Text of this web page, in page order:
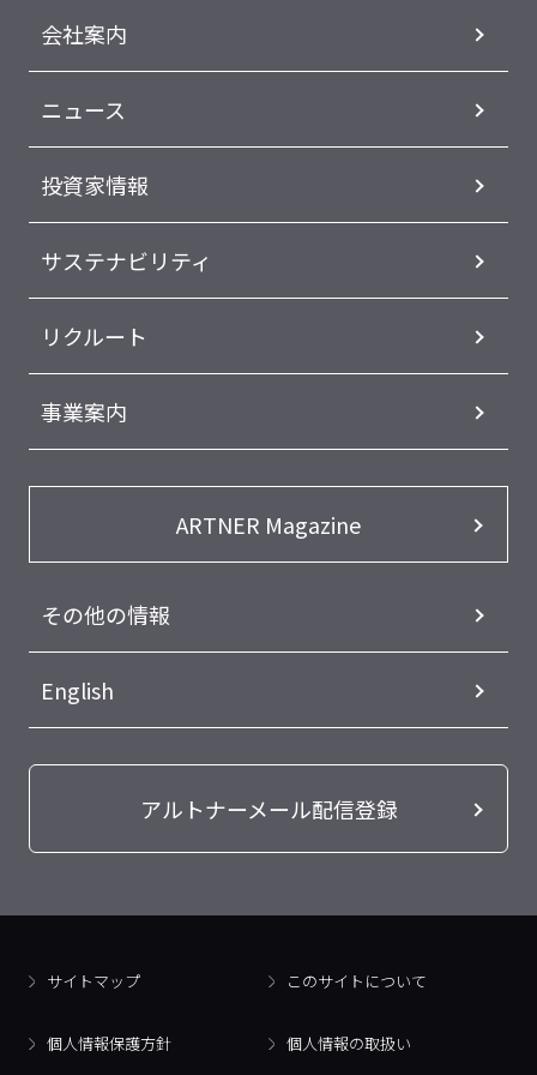
会社案内
ニュース
投資家情報
サステナビリティ
リクルート
事業案内
ARTNER Magazine
その他の情報
English
アルトナーメール配信登録
サイトマップ このサイトについて
個人情報保護方針 個人情報の取扱い